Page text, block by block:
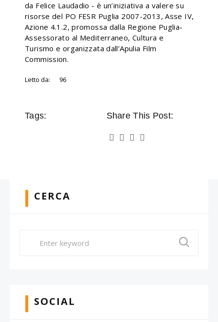
da Felice Laudadio - è un’iniziativa a valere su
risorse del PO FESR Puglia 2007-2013, Asse IV,
Azione 4.1.2, promossa dalla Regione Puglia-
Assessorato al Mediterraneo, Cultura e
Turismo e organizzata dall’Apulia Film
Commission.
Letto da: 96
Tags: Share This Post:
CERCA
SOCIAL